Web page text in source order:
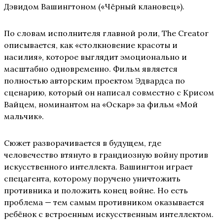
Дэвидом Вашингтоном («Чёрный клановец»).
По словам исполнителя главной роли, The Creator
описывается, как «столкновение красоты и
насилия», которое выглядит эмоционально и
масштабно одновременно. Фильм является
полностью авторским проектом Эдвардса по
сценарию, который он написал совместно с Крисом
Вайцем, номинантом на «Оскар» за фильм «Мой
мальчик».
Сюжет разворачивается в будущем, где
человечество втянуто в грандиозную войну против
искусственного интеллекта. Вашингтон играет
спецагента, которому поручено уничтожить
противника и положить конец войне. Но есть
проблема — тем самым противником оказывается
ребёнок с встроенным искусственным интеллектом.